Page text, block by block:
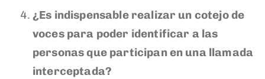
¿Es indispensable realizar un cotejo de
voces para poder identificar a las
personas que participan en una llamada
interceptada?